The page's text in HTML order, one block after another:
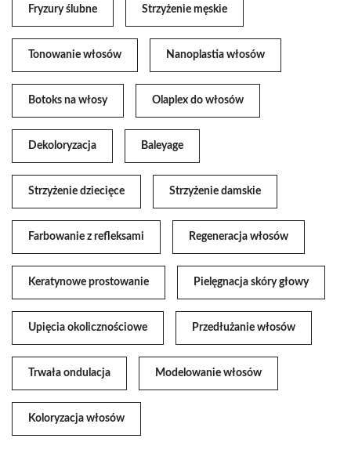
Fryzury ślubne Strzyżenie męskie
Tonowanie włosów Nanoplastia włosów
Botoks na włosy Olaplex do włosów
Dekoloryzacja Baleyage
Strzyżenie dziecięce Strzyżenie damskie
Farbowanie z refleksami Regeneracja włosów
Keratynowe prostowanie Pielęgnacja skóry głowy
Upięcia okolicznościowe Przedłużanie włosów
Trwała ondulacja Modelowanie włosów
Koloryzacja włosów